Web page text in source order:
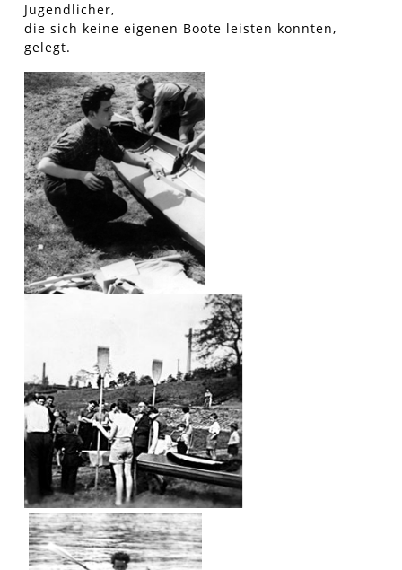
Jugendlicher,
die sich keine eigenen Boote leisten konnten,
gelegt.